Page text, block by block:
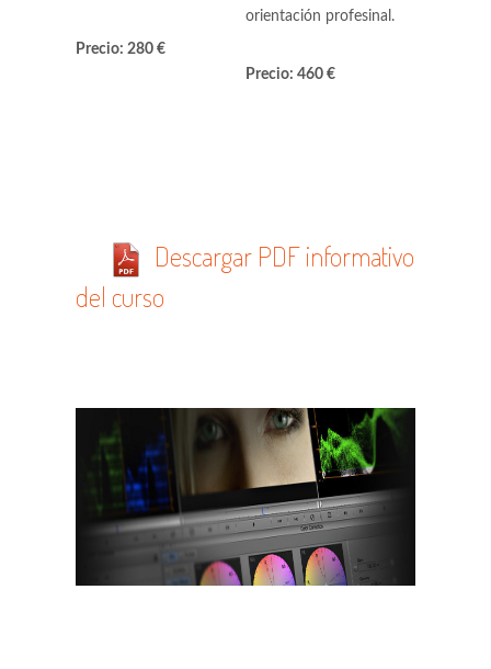
Precio: 280 €
orientación profesinal.
Precio: 460 €
Descargar PDF informativo
del curso